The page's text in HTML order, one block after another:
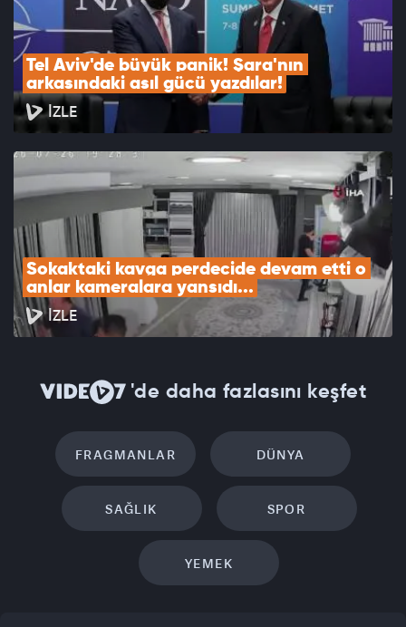
Tel Aviv'de büyük panik! Şara'nın
arkasındaki asıl gücü yazdılar!
İZLE
Sokaktaki kavga perdecide devam etti o
anlar kameralara yansıdı...
İZLE
'de daha fazlasını keşfet
FRAGMANLAR DÜNYA
SAĞLIK SPOR
YEMEK